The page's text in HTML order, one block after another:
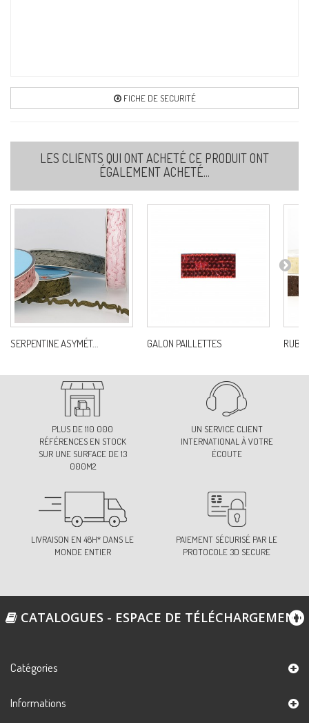
FICHE DE SECURITÉ
LES CLIENTS QUI ONT ACHETÉ CE PRODUIT ONT
ÉGALEMENT ACHETÉ...
SERPENTINE ASYMÉT... GALON PAILLETTES
PLUS DE 110 000
RÉFÉRENCES EN STOCK
SUR UNE SURFACE DE 13
000M2
UN SERVICE CLIENT
INTERNATIONAL À VOTRE
ÉCOUTE
LIVRAISON EN 48H* DANS LE
MONDE ENTIER
PAIEMENT SÉCURISÉ PAR LE
PROTOCOLE 3D SECURE
CATALOGUES - ESPACE DE TÉLÉCHARGEMENT
Catégories
Informations